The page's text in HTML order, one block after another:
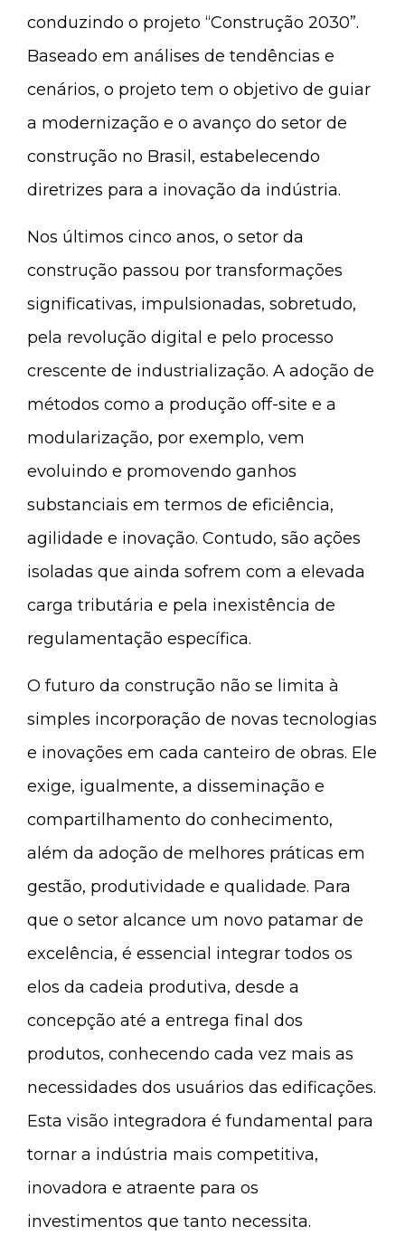
conduzindo o projeto “Construção 2030”.
Baseado em análises de tendências e
cenários, o projeto tem o objetivo de guiar
a modernização e o avanço do setor de
construção no Brasil, estabelecendo
diretrizes para a inovação da indústria.
Nos últimos cinco anos, o setor da
construção passou por transformações
significativas, impulsionadas, sobretudo,
pela revolução digital e pelo processo
crescente de industrialização. A adoção de
métodos como a produção off-site e a
modularização, por exemplo, vem
evoluindo e promovendo ganhos
substanciais em termos de eficiência,
agilidade e inovação. Contudo, são ações
isoladas que ainda sofrem com a elevada
carga tributária e pela inexistência de
regulamentação específica.
O futuro da construção não se limita à
simples incorporação de novas tecnologias
e inovações em cada canteiro de obras. Ele
exige, igualmente, a disseminação e
compartilhamento do conhecimento,
além da adoção de melhores práticas em
gestão, produtividade e qualidade. Para
que o setor alcance um novo patamar de
excelência, é essencial integrar todos os
elos da cadeia produtiva, desde a
concepção até a entrega final dos
produtos, conhecendo cada vez mais as
necessidades dos usuários das edificações.
Esta visão integradora é fundamental para
tornar a indústria mais competitiva,
inovadora e atraente para os
investimentos que tanto necessita.